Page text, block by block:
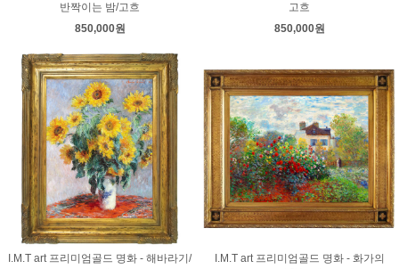
반짝이는 밤/고흐
850,000원
고흐
850,000원
I.M.T art 프리미엄골드 명화 - 해바라기/
I.M.T art 프리미엄골드 명화 - 화가의